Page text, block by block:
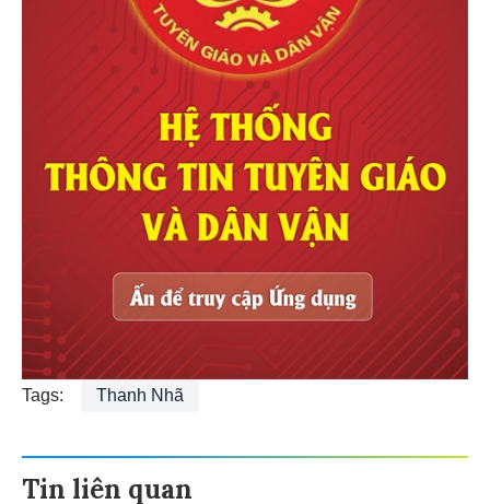
Tags: Thanh Nhã
Tin liên quan